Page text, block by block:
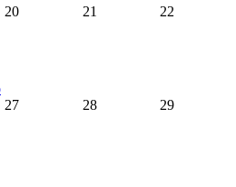
20 21 22
27 28 29